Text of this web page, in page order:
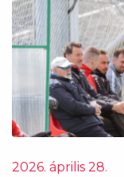
2026. április 28.